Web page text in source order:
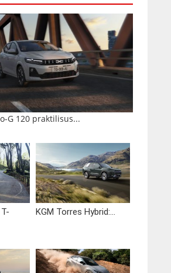
G 120 praktilisus...
KGM Torres Hybrid:...